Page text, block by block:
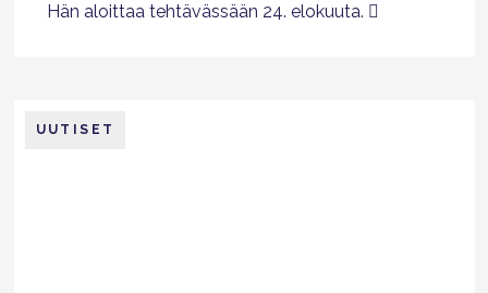
Hän aloittaa tehtävässään 24. elokuuta.
UUTISET